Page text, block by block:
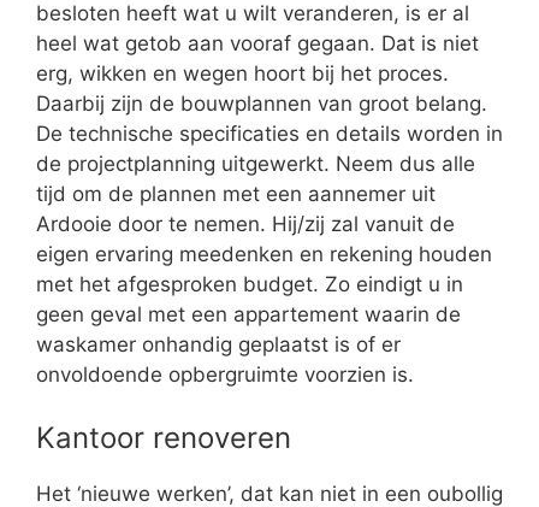
besloten heeft wat u wilt veranderen, is er al
heel wat getob aan vooraf gegaan. Dat is niet
erg, wikken en wegen hoort bij het proces.
Daarbij zijn de bouwplannen van groot belang.
De technische specificaties en details worden in
de projectplanning uitgewerkt. Neem dus alle
tijd om de plannen met een aannemer uit
Ardooie door te nemen. Hij/zij zal vanuit de
eigen ervaring meedenken en rekening houden
met het afgesproken budget. Zo eindigt u in
geen geval met een appartement waarin de
waskamer onhandig geplaatst is of er
onvoldoende opbergruimte voorzien is.
Kantoor renoveren
Het ‘nieuwe werken’, dat kan niet in een oubollig